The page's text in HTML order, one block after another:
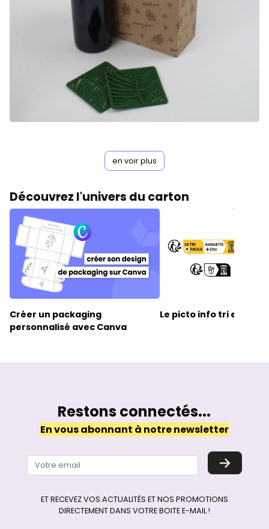
en voir plus
Découvrez l'univers du carton
Créer un packaging
personnalisé avec Canva
Le picto info tri en
Restons connectés...
En vous abonnant à notre newsletter
→
ET RECEVEZ VOS ACTUALITÉS ET NOS PROMOTIONS
DIRECTEMENT DANS VOTRE BOITE E-MAIL !